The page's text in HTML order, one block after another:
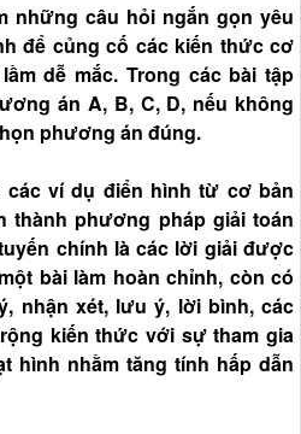
những câu hỏi ngắn gọn yêu
để củng cố các kiến thức cơ
dễ mắc. Trong các bài tập
án A, B, C, D, nếu không
phương án đúng.
các ví dụ điển hình từ cơ bản
thành phương pháp giải toán
chính là các lời giải được
bài làm hoàn chỉnh, còn có
nhận xét, lưu ý, lời bình, các
kiến thức với sự tham gia
hình nhằm tăng tính hấp dẫn